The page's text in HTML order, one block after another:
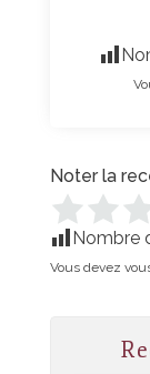
Noter la
Nombre
Vous devez